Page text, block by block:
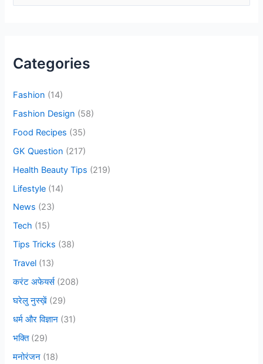
h
r
:
Categories
Fashion (14)
Fashion Design (58)
Food Recipes (35)
GK Question (217)
Health Beauty Tips (219)
Lifestyle (14)
News (23)
Tech (15)
Tips Tricks (38)
Travel (13)
करंट अफेयर्स(208)
घरेलु नुस्ख़ें (29)
धर्म और विज्ञान (31)
भक्ति(29)
मनोरंजन (18)